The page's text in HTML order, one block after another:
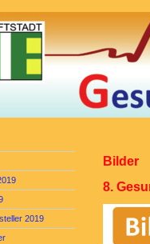
2019
Bilder
8.